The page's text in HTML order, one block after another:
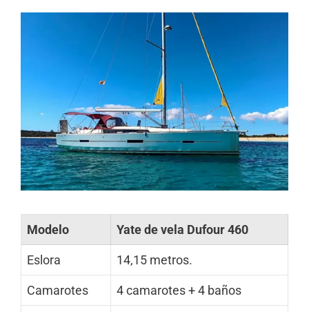
Modelo Yate de vela Dufour 460
Eslora 14,15 metros.
Camarotes 4 camarotes + 4 baños